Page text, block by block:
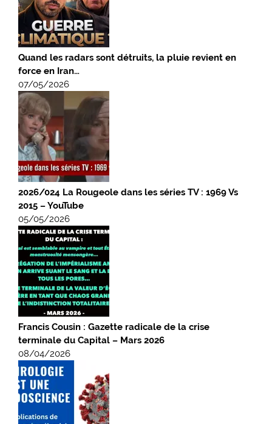
Quand les radars sont détruits, la pluie revient en
force en Iran…
07/05/2026
2026/024 La Rougeole dans les séries TV : 1969 Vs
2015 – YouTube
05/05/2026
Francis Cousin : Gazette radicale de la crise
terminale du Capital – Mars 2026
08/04/2026